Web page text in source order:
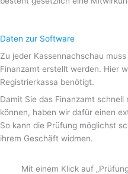
Daten zur Software
Zu jeder Kassennachschau
Finanzamt erstellt werden. Hier
Registrierkassa benötigt.
Damit Sie das Finanzamt
können, haben wir dafür einen
So kann die Prüfung möglichst
ihrem Geschäft widmen.
Mit einem Klick auf